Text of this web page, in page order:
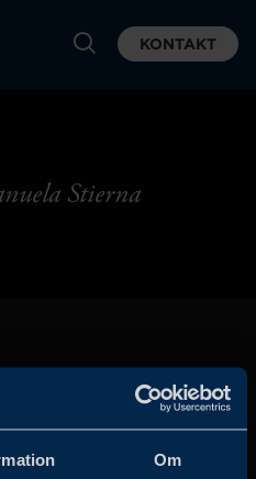
Om
KONTAKT
Stierna